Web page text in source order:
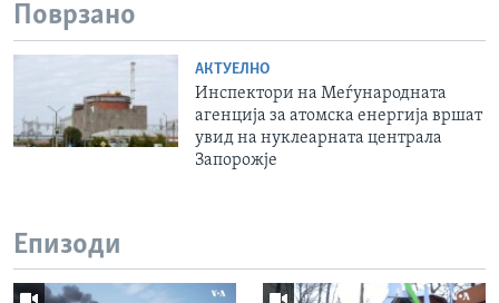
Поврзано
АКТУЕЛНО
Инспектори на Меѓународната
агенција за атомска енергија вршат
увид на нуклеарната централа
Запорожје
Епизоди